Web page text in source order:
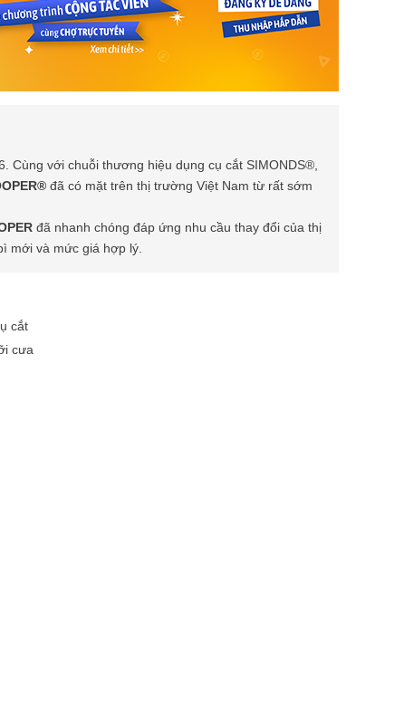
Cùng với chuỗi thương hiệu dụng cụ cắt SIMONDS®,
đã có mặt trên thị trường Việt Nam từ rất sớm
đã nhanh chóng đáp ứng nhu cầu thay đổi của thị
mới và mức giá hợp lý.
cắt
cưa